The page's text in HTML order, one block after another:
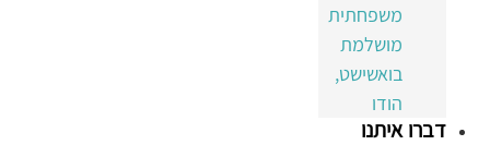
משפחתית
מושלמת
בואשישט,
הודו
דברו איתנו